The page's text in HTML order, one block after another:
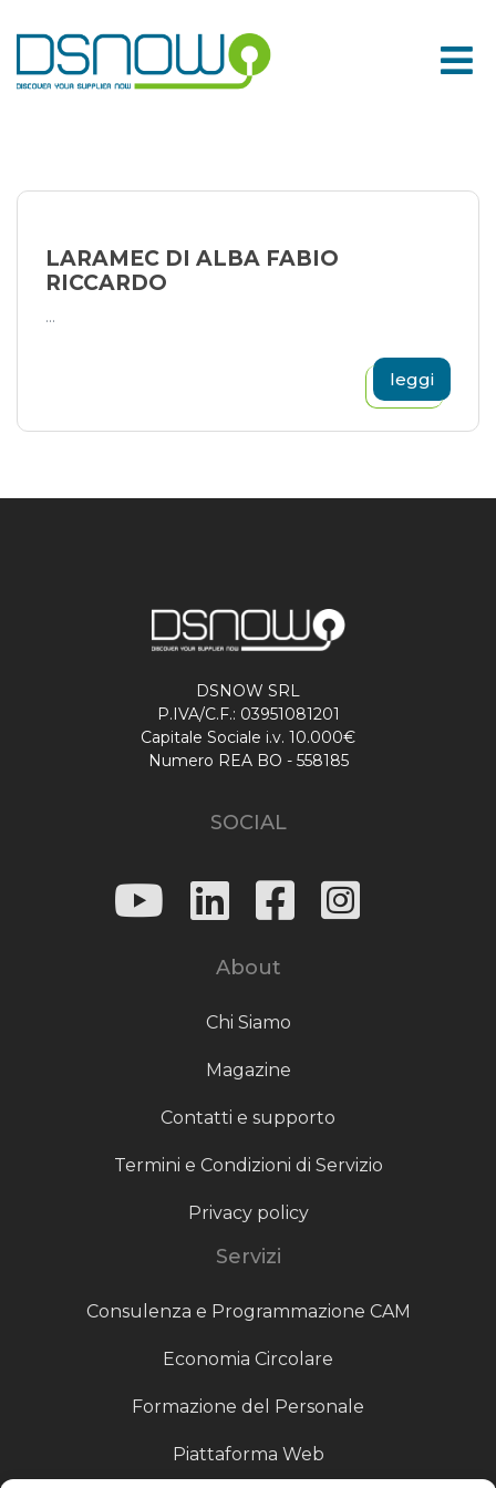
to
content
LARAMEC DI ALBA FABIO
RICCARDO
...
leggi
DSNOW SRL
P.IVA/C.F.: 03951081201
Capitale Sociale i.v. 10.000€
Numero REA BO - 558185
SOCIAL
About
Chi Siamo
Magazine
Contatti e supporto
Termini e Condizioni di Servizio
Privacy policy
Servizi
Consulenza e Programmazione CAM
Economia Circolare
Formazione del Personale
Piattaforma Web